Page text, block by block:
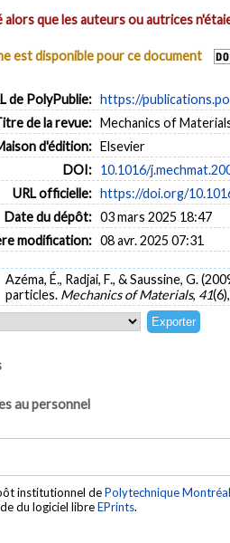
alors que les auteurs ou autrices
est disponible pour ce document
de PolyPublie: https://
de la revue: Mechanics of
d'édition: Elsevier
DOI: 10.1016/
URL officielle: https://doi.org/
Date du dépôt: 03 mars 2025 18:47
modification: 08 avr. 2025 07:31
Azéma, É., Radjai, F., & Saussine, G.
particles. Mechanics of Materials, 41
au personnel
institutionnel dePolytechnique
du logiciel libreEPrints.